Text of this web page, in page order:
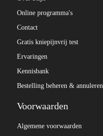
Online programma's
Contact
Gratis kniepijnvrij test
Ervaringen
Kennisbank
Bestelling beheren & annuleren.
Voorwaarden
Algemene voorwaarden